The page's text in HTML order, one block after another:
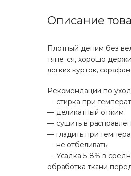
Описание
Плотный деним без
тянется, хорошо
легких курток,
Рекомендации по
— стирка при
— деликатный отжим
— сушить в
— гладить при
— не отбеливать
— Усадка 5-8% в
обработка ткани